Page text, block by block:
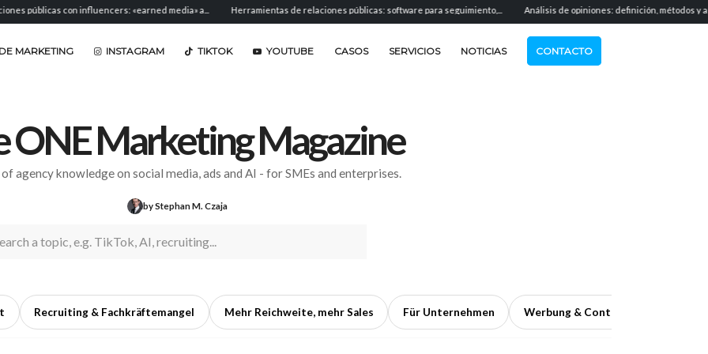
con influencers: «earned media» a... Herramientas de relaciones públicas: software para seguimiento,... Análisis de opiniones: definición, métodos y aplicación...
MARKETING INSTAGRAM TIKTOK YOUTUBE CASOS SERVICIOS NOTICIAS CONTACTO
ONE Marketing Magazine
agency knowledge on social media, ads and AI - for SMEs and enterprises.
by Stephan M. Czaja
Recruiting & Fachkräftemangel Mehr Reichweite, mehr Sales Für Unternehmen Werbung & Content